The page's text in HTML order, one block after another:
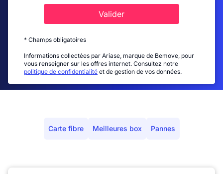
Valider
* Champs obligatoires
Informations collectées par Ariase, marque de Bemove, pour
vous renseigner sur les offres internet. Consultez notre
politique de confidentialité et de gestion de vos données.
Carte fibre Meilleures box Pannes